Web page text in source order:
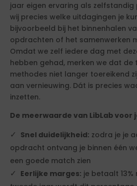
jaar eigen ervaring als
wij precies welke uitdagingen je
bijvoorbeeld bij het binnenhalen
opdrachten of het samenwerken
Omdat we zelf iedere dag met
hebben gehad, merken we dat de
methodes niet langer toereikend
aan vernieuwing. Dát is precies
inzetten.
De meerwaarde van LibLab
Snel duidelijkheid: zodra je je
opdracht ontvang je binnen één
een goede match zien
Eerlijke marges: je betaalt